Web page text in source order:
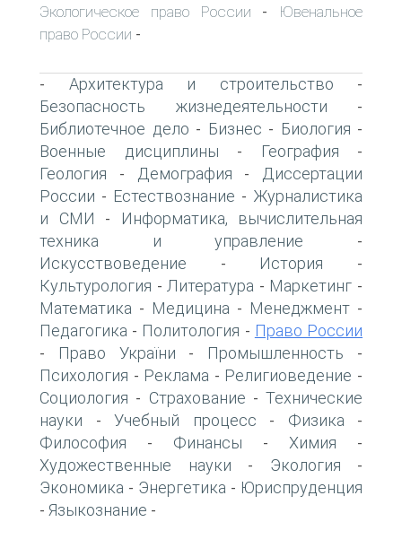
Экологическое право России -
Ювенальное
право России -
- Архитектура и строительство -
Безопасность жизнедеятельности -
Библиотечное дело - Бизнес - Биология -
Военные дисциплины - География -
Геология - Демография -
Диссертации
России - Естествознание - Журналистика
и СМИ -
Информатика, вычислительная
техника и управление -
Искусствоведение - История -
Культурология - Литература - Маркетинг -
Математика - Медицина - Менеджмент -
Педагогика - Политология - Право России
- Право України - Промышленность -
Психология - Реклама - Религиоведение -
Социология - Страхование - Технические
науки - Учебный процесс - Физика -
Философия - Финансы - Химия -
Художественные науки - Экология -
Экономика - Энергетика - Юриспруденция
- Языкознание -